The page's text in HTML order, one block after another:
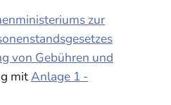
zur
von Gebühren und
mitAnlage 1 -